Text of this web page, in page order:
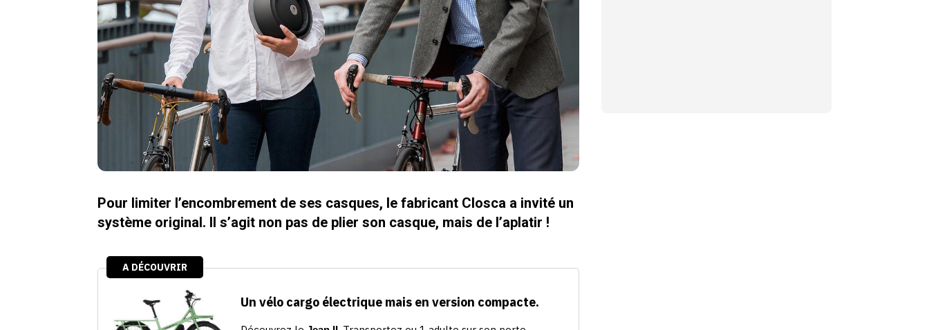
Pour limiter l’encombrement de ses casques, le fabricant Closca a invité un
système original. Il s’agit non pas de plier son casque, mais de l’aplatir !